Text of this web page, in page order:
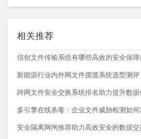
相关推荐
信创文件传输系统有哪些高效的安全保障
跨网文件安全交换系统排名助力提升数
多引擎在线杀毒：企业文件威胁检测如
安全隔离网闸推荐助力高效安全的数据